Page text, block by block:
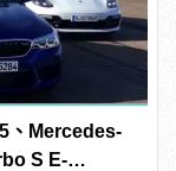
、Mercedes-
S E-